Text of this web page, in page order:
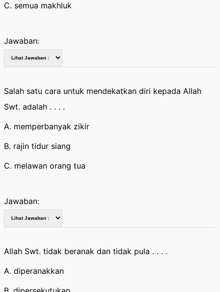
C. semua makhluk
Jawaban:
Salah satu cara untuk mendekatkan diri kepada Allah
Swt. adalah . . . .
A. memperbanyak zikir
B. rajin tidur siang
C. melawan orang tua
Jawaban:
Allah Swt. tidak beranak dan tidak pula . . . .
A. diperanakkan